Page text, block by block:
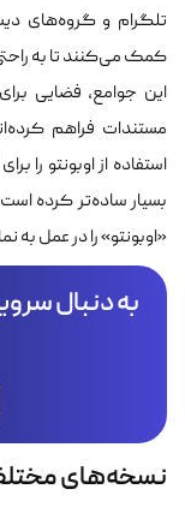
تلگرام و گروه‌های
کمک می‌کنند تا به
این جوامع، فضایی
مستندات فراهم
استفاده از اوبونتو را
بسیار ساده‌تر کرده
«اوبونتو» را در عمل
به دنبال
نسخه‌های مختلف